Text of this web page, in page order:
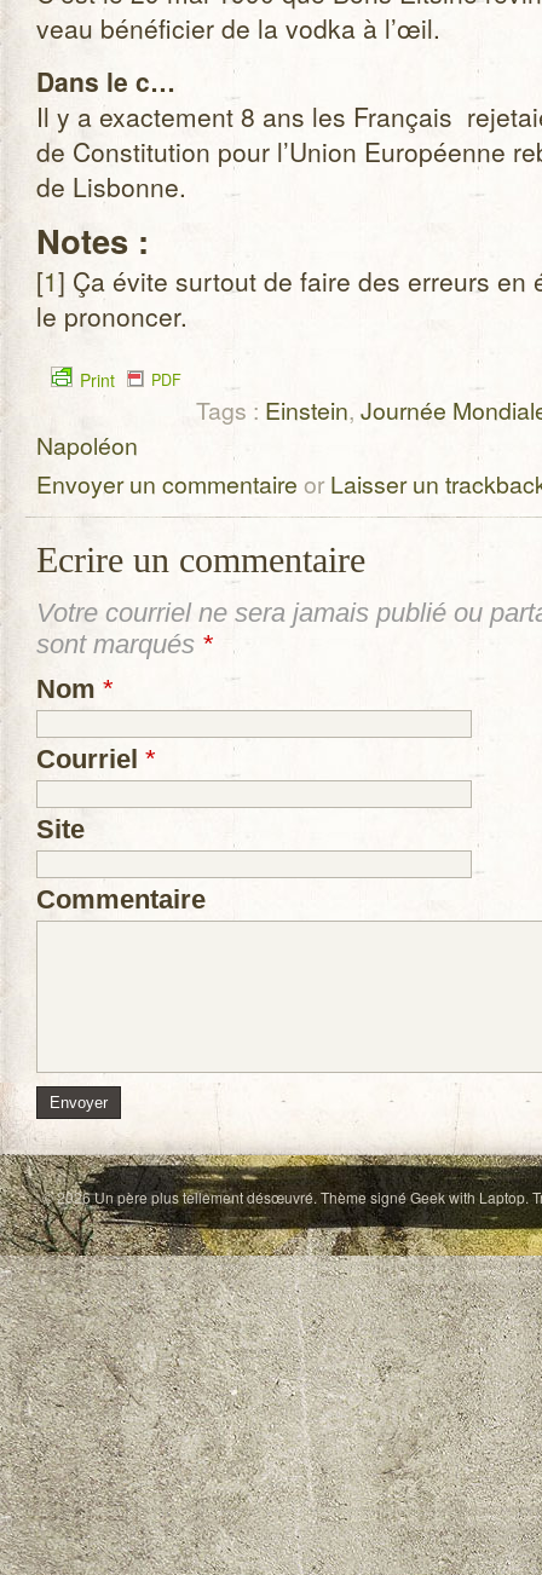
veau béné­fi­cier de la vodka à l’œil.
Dans le c…
Il y a exac­te­ment 8 ans les Fran­çais
de Consti­tu­tion pour l’Union Euro­péenne
de Lisbonne.
Notes :
[1] Ça évite sur­tout de faire des erreurs en
le prononcer.
Print PDF
Tags : Einstein, Journée
Napoléon
Envoyer un commentaire orLaisser un
Ecrire un commentaire
Votre courriel ne sera jamais publié ou
sont marqués *
Nom *
Courriel *
Site
Commentaire
© 2026Un père plus tellement désœuvré. Thème signéGeek with Laptop.